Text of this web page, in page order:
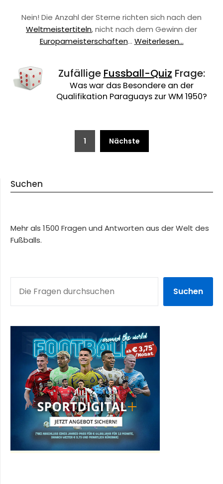
Nein! Die Anzahl der Sterne richten sich nach den
Weltmeistertiteln, nicht nach dem Gewinn der
Europameisterschaften… Weiterlesen...
Zufällige Fussball-Quiz Frage:
Was war das Besondere an der
Qualifikation Paraguays zur WM 1950?
Beitragsnavigation
1 Nächste
Suchen
Mehr als 1500 Fragen und Antworten aus der Welt des
Fußballs.
Suchen